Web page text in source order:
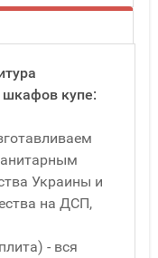
шкафов купе:
Украины и
на ДСП,
- вся